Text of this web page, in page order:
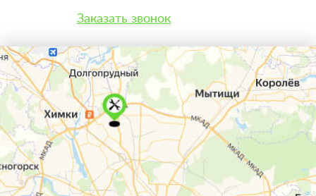
Заказать звонок